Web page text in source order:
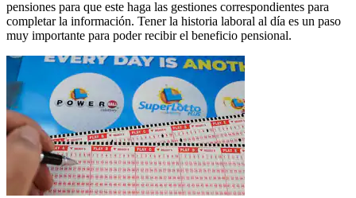
pensiones para que este haga las gestiones correspondientes para
completar la información. Tener la historia laboral al día es un paso
muy importante para poder recibir el beneficio pensional.